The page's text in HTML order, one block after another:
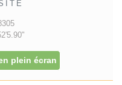
plein écran